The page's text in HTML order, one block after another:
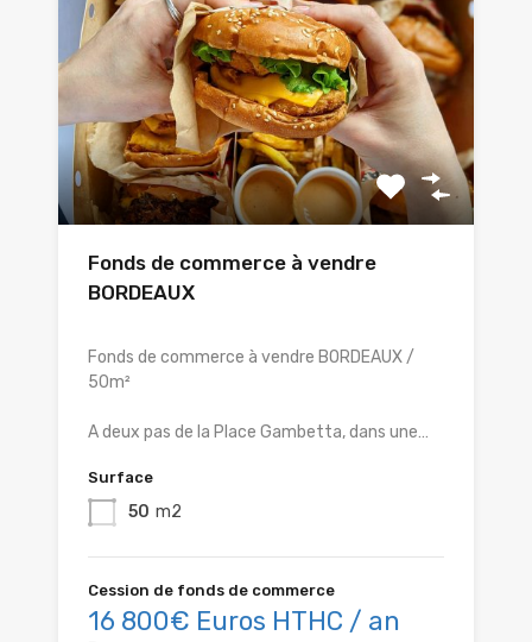
Fonds de commerce à vendre
BORDEAUX
Fonds de commerce à vendre BORDEAUX /
50m²
A deux pas de la Place Gambetta, dans une…
Surface
50 m2
Cession de fonds de commerce
16 800€ Euros HTHC / an